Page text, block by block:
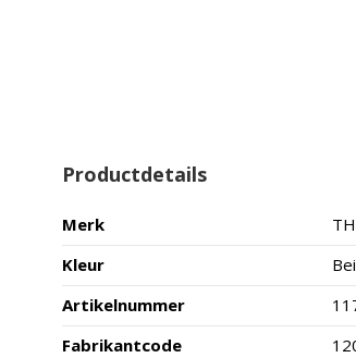
Productdetails
Merk
Kleur
Artikelnummer
Fabrikantcode